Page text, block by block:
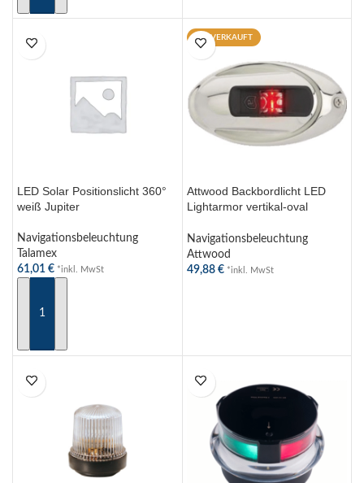
LED Solar Positionslicht 360°
weiß Jupiter
Navigationsbeleuchtung
Talamex
61,01 € *inkl. MwSt
AUSVERKAUFT
Attwood Backbordlicht LED
Lightarmor vertikal-oval
Navigationsbeleuchtung
Attwood
49,88 € *inkl. MwSt